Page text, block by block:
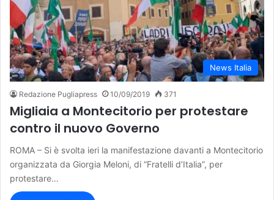
News Italia
Redazione Pugliapress 10/09/2019 371
Migliaia a Montecitorio per protestare
contro il nuovo Governo
ROMA – Si è svolta ieri la manifestazione davanti a Montecitorio
organizzata da Giorgia Meloni, di “Fratelli d’Italia”, per
protestare…